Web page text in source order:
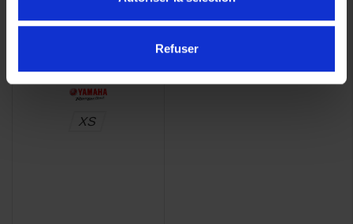
Refuser
271,00 €
XS